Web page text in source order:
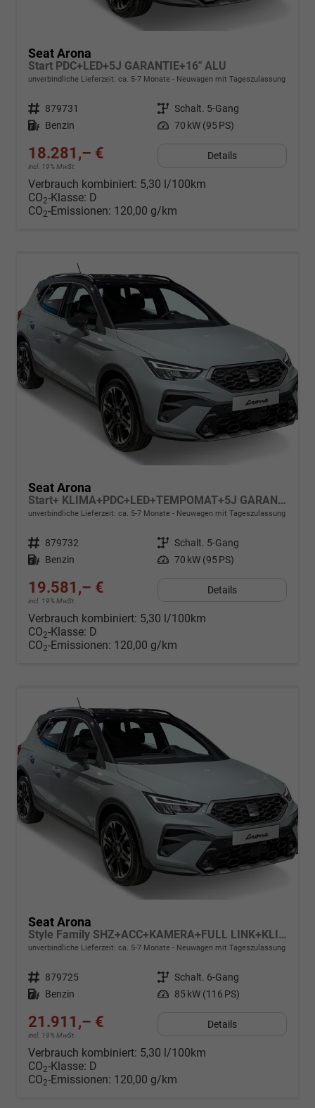
Seat Arona
Start PDC+LED+5J GARANTIE+16" ALU
unverbindliche Lieferzeit: ca. 5-7 Monate Neuwagen mit Tageszulassung
Fahrzeugnr. 879731 Getriebe Schalt. 5-Gang
Kraftstoff Benzin Leistung 70 kW (95 PS)
18.281,– €
incl. 19% MwSt.
Details
Verbrauch kombiniert: 5,30 l/100km
CO2-Klasse: D
CO2-Emissionen: 120,00 g/km
Seat Arona
Start+ KLIMA+PDC+LED+TEMPOMAT+5J GARANTIE+16" ALU
unverbindliche Lieferzeit: ca. 5-7 Monate Neuwagen mit Tageszulassung
Fahrzeugnr. 879732 Getriebe Schalt. 5-Gang
Kraftstoff Benzin Leistung 70 kW (95 PS)
19.581,– €
incl. 19% MwSt.
Details
Verbrauch kombiniert: 5,30 l/100km
CO2-Klasse: D
CO2-Emissionen: 120,00 g/km
Seat Arona
Style Family SHZ+ACC+KAMERA+FULL LINK+KLIMA+LED+16" ALU
unverbindliche Lieferzeit: ca. 5-7 Monate Neuwagen mit Tageszulassung
Fahrzeugnr. 879725 Getriebe Schalt. 6-Gang
Kraftstoff Benzin Leistung 85 kW (116 PS)
21.911,– €
incl. 19% MwSt.
Details
Verbrauch kombiniert: 5,30 l/100km
CO2-Klasse: D
CO2-Emissionen: 120,00 g/km